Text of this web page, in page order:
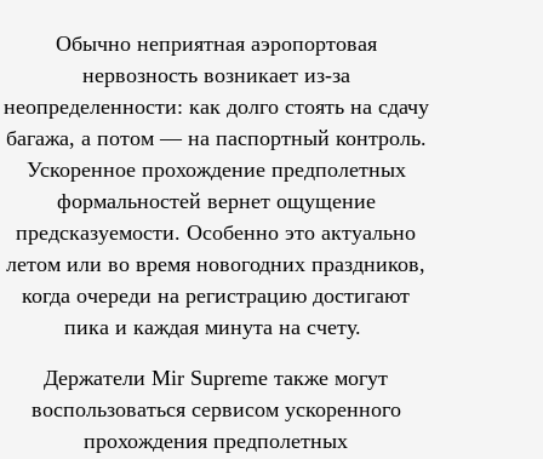
Обычно неприятная аэропортовая
нервозность возникает из-за
неопределенности: как долго стоять на сдачу
багажа, а потом — на паспортный контроль.
Ускоренное прохождение предполетных
формальностей вернет ощущение
предсказуемости. Особенно это актуально
летом или во время новогодних праздников,
когда очереди на регистрацию достигают
пика и каждая минута на счету.
Держатели Mir Supreme также могут
воспользоваться сервисом ускоренного
прохождения предполетных